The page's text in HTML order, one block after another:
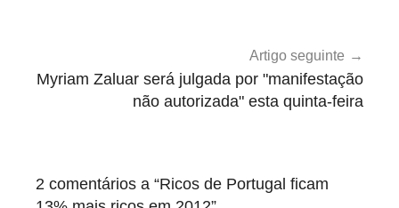
r
Artigo seguinte
Myriam Zaluar será julgada por "manifestação
não autorizada" esta quinta-feira
2 comentários a “Ricos de Portugal ficam